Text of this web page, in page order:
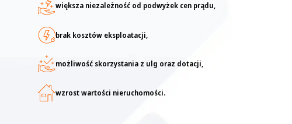
większa niezależność od podwyżek cen prądu,
brak kosztów eksploatacji,
możliwość skorzystania z ulg oraz dotacji,
wzrost wartości nieruchomości.